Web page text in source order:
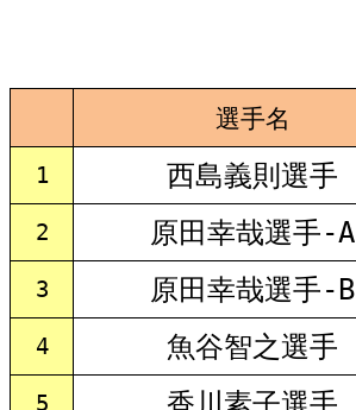
選手名
1 西島義則選手
2 原田幸哉選手-A
3 原田幸哉選手-B
4 魚谷智之選手
5